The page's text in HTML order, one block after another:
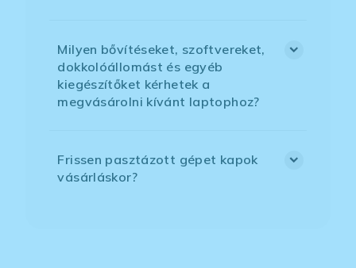
Milyen bővítéseket, szoftvereket,
dokkolóállomást és egyéb
kiegészítőket kérhetek a
megvásárolni kívánt laptophoz?
Frissen pasztázott gépet kapok
vásárláskor?